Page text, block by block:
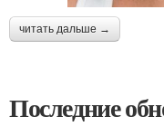
читать дальше →
Последние